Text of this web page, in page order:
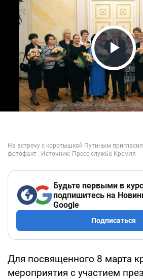
Play
Будьте первыми в
подпишитесь на
Google
Подписаться
Для посвященного 8 марта
мероприятия с участием